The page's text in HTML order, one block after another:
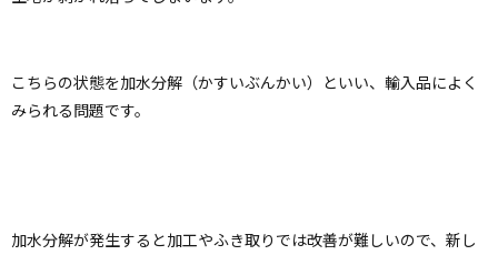
こちらの状態を加水分解（かすいぶんかい）といい、輸入品によく
みられる問題です。
加水分解が発生すると加工やふき取りでは改善が難しいので、新し